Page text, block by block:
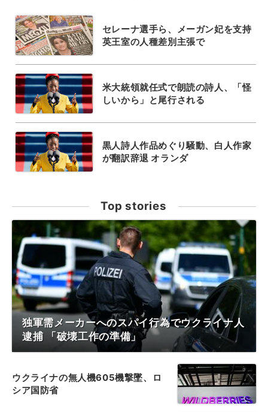
セレーナ選手ら、メーガン妃を支持
英王室の人種差別主張で
米大統領就任式で朗読の詩人、「怪
しいから」と尾行される
黒人詩人作品めぐり騒動、白人作家
が翻訳辞退 オランダ
Top stories
独軍需メーカーへのスパイ行為でウクライナ人
逮捕 「破壊工作の準備」
ウクライナの無人機605機撃墜、ロ
シア国防省